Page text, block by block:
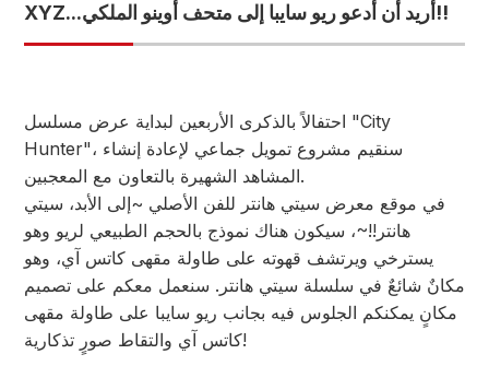
XYZ...أريد أن أدعو ريو سايبا إلى متحف أوينو الملكي!!
احتفالاً بالذكرى الأربعين لبداية عرض مسلسل "City
Hunter"، سنقيم مشروع تمويل جماعي لإعادة إنشاء
المشاهد الشهيرة بالتعاون مع المعجبين.
في موقع معرض سيتي هانتر للفن الأصلي ~إلى الأبد، سيتي
هانتر!!~، سيكون هناك نموذج بالحجم الطبيعي لريو وهو
يسترخي ويرتشف قهوته على طاولة مقهى كاتس آي، وهو
مكانٌ شائعٌ في سلسلة سيتي هانتر. سنعمل معكم على تصميم
مكانٍ يمكنكم الجلوس فيه بجانب ريو سايبا على طاولة مقهى
كاتس آي والتقاط صورٍ تذكارية!